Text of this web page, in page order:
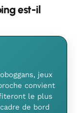
est-il
jeux
convient
le plus
de bord